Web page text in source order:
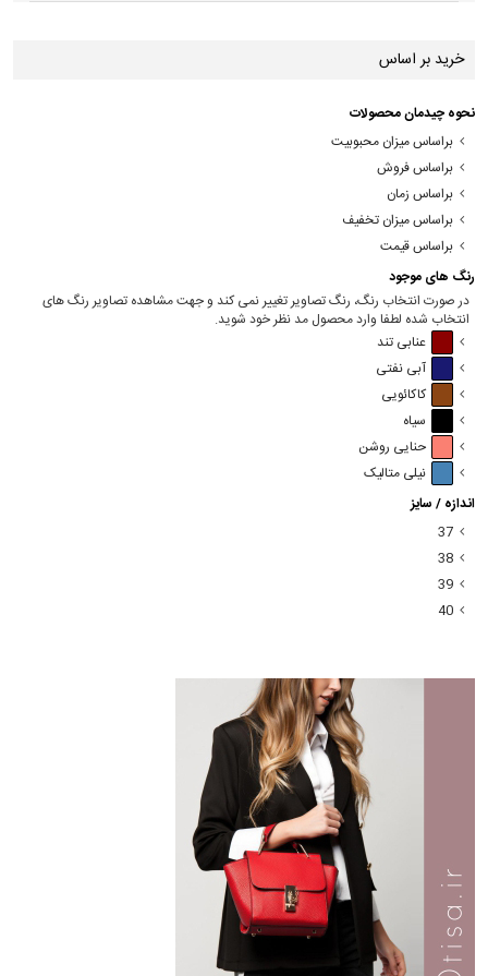
خرید بر اساس
نحوه چیدمان محصولات
براساس میزان محبوبیت
براساس فروش
براساس زمان
براساس میزان تخفیف
براساس قیمت
رنگ های موجود
در صورت انتخاب رنگ، رنگ تصاویر تغییر نمی کند و جهت مشاهده تصاویر رنگ های
انتخاب شده لطفا وارد محصول مد نظر خود شوید.
عنابی تند
آبی نفتی
کاکائویی
سیاه
حنایی روشن
نیلی متالیک
اندازه / سایز
37
38
39
40